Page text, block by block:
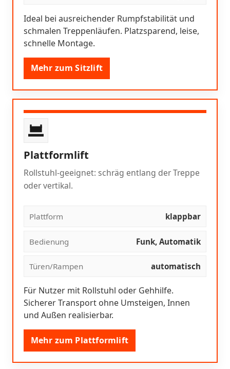
Ideal bei ausreichender Rumpfstabilität und
schmalen Treppenläufen. Platzsparend, leise,
schnelle Montage.
Mehr zum Sitzlift
Plattformlift
Rollstuhl-geeignet: schräg entlang der Treppe
oder vertikal.
Plattform klappbar
Bedienung Funk, Automatik
Türen/Rampen automatisch
Für Nutzer mit Rollstuhl oder Gehhilfe.
Sicherer Transport ohne Umsteigen, Innen
und Außen realisierbar.
Mehr zum Plattformlift